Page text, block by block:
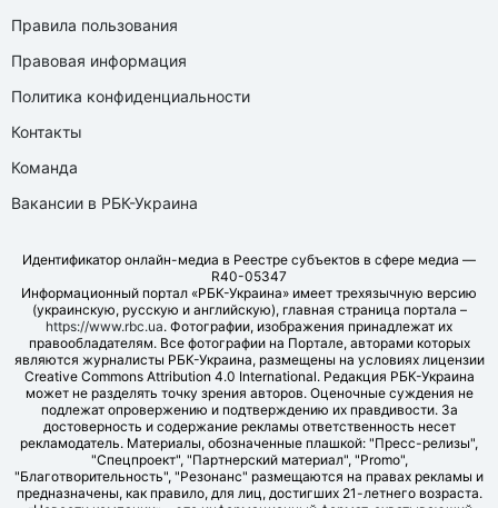
Правила пользования
Правовая информация
Политика конфиденциальности
Контакты
Команда
Вакансии в РБК-Украина
Идентификатор онлайн-медиа в Реестре субъектов в сфере медиа —
R40-05347
Информационный портал «РБК-Украина» имеет трехязычную версию
(украинскую, русскую и английскую), главная страница портала –
https://www.rbc.ua. Фотографии, изображения принадлежат их
правообладателям. Все фотографии на Портале, авторами которых
являются журналисты РБК-Украина, размещены на условиях лицензии
Creative Commons Attribution 4.0 International. Редакция РБК-Украина
может не разделять точку зрения авторов. Оценочные суждения не
подлежат опровержению и подтверждению их правдивости. За
достоверность и содержание рекламы ответственность несет
рекламодатель. Материалы, обозначенные плашкой: "Пресс-релизы",
"Спецпроект", "Партнерский материал", "Promo",
"Благотворительность", "Резонанс" размещаются на правах рекламы и
предназначены, как правило, для лиц, достигших 21-летнего возраста.